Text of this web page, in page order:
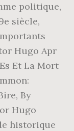
politique,
siècle,
Hugo Apr
Et La Mort
By
Hugo
historique